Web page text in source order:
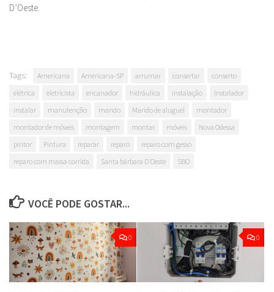
D’Oeste.
Tags: Americana Americana-SP arrumar consertar
conserto
elétrica
eletricista encanador hidráulica instalação
Instalador
instalar
manutenção marido Marido de aluguel
montador
montador de móveis
montagem montar móveis
Nova Odessa
pintor
Pintura reparar reparo
reparo com gesso
reparo com massa corrida
Santa bárbara D'Oeste SBO
VOCÊ PODE GOSTAR...
0 0